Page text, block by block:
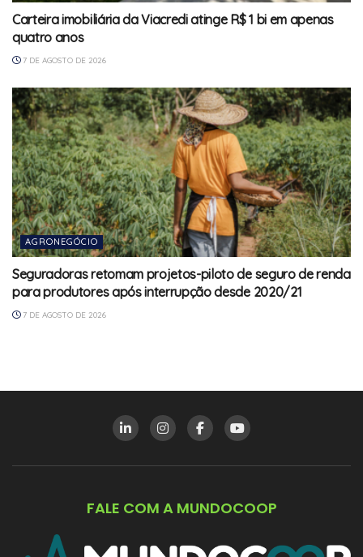
Carteira imobiliária da Viacredi atinge R$ 1 bi em apenas
quatro anos
7 DE AGOSTO DE 2026
AGRONEGÓCIO
Seguradoras retomam projetos-piloto de seguro de renda
para produtores após interrupção desde 2020/21
7 DE AGOSTO DE 2026
FALE COM A MUNDOCOOP